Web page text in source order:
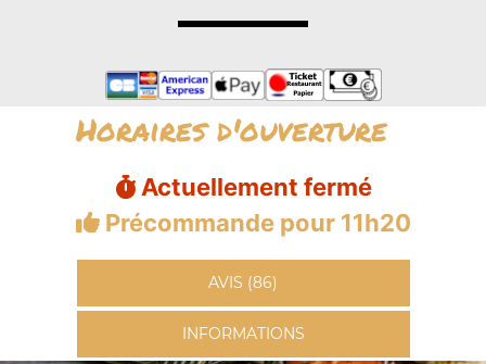
Horaires d'ouverture
Actuellement fermé
Précommande pour 11h20
AVIS (86)
INFORMATIONS